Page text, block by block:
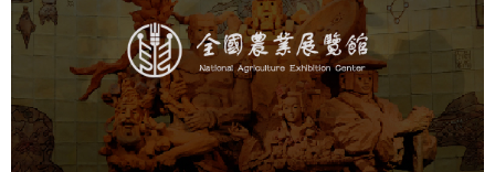
文化艺术 展馆网站建设
博物馆展厅设计
数字博物馆建设
展厅空间设计
企业展厅设计
公司展厅设计
北京展厅设计 产品展厅设计